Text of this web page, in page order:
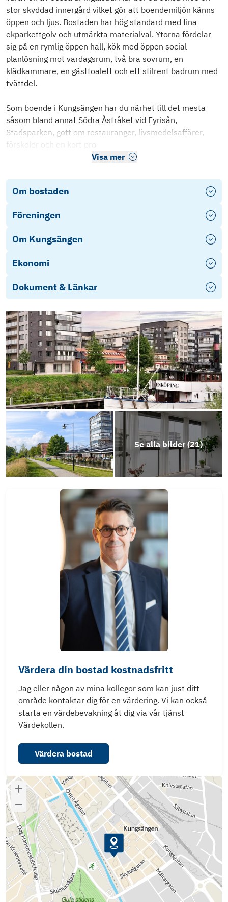
stor skyddad innergård vilket gör att boendemiljön känns
öppen och ljus. Bostaden har hög standard med fina
ekparkettgolv och utmärkta materialval. Ytorna fördelar
sig på en rymlig öppen hall, kök med öppen social
planlösning mot vardagsrum, två bra sovrum, en
klädkammare, en gästtoalett och ett stilrent badrum med
tvättdel.
Som boende i Kungsängen har du närhet till det mesta
såsom bland annat Södra Åstråket vid Fyrisån,
Stadsparken, gott om restauranger, livsmedelsaffärer,
förskolor och en kort pro
Visa mer
Om bostaden
Föreningen
Om Kungsängen
Ekonomi
Dokument & Länkar
Energideklaration
Se alla bilder (21)
Värdera din bostad kostnadsfritt
Jag eller någon av mina kollegor som kan just ditt
område kontaktar dig för en värdering. Vi kan också
starta en värdebevakning åt dig via vår tjänst
Värdekollen.
Värdera bostad